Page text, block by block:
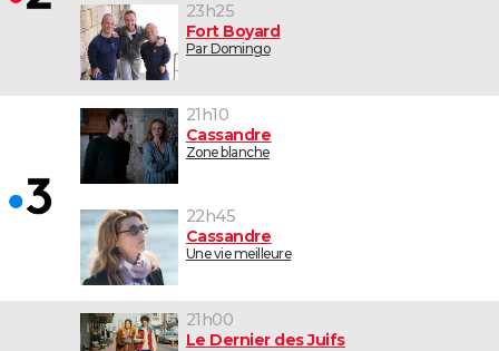
23h25
Fort Boyard
Par Domingo
21h10
Cassandre
Zone blanche
22h45
Cassandre
Une vie meilleure
21h00
Le Dernier des Juifs